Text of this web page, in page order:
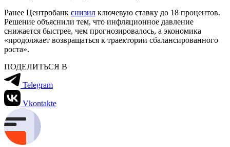
Ранее Центробанк снизил ключевую ставку до 18 процентов.
Решение объяснили тем, что инфляционное давление
снижается быстрее, чем прогнозировалось, а экономика
«продолжает возвращаться к траектории сбалансированного
роста».
ПОДЕЛИТЬСЯ В
Telegram
Vkontakte